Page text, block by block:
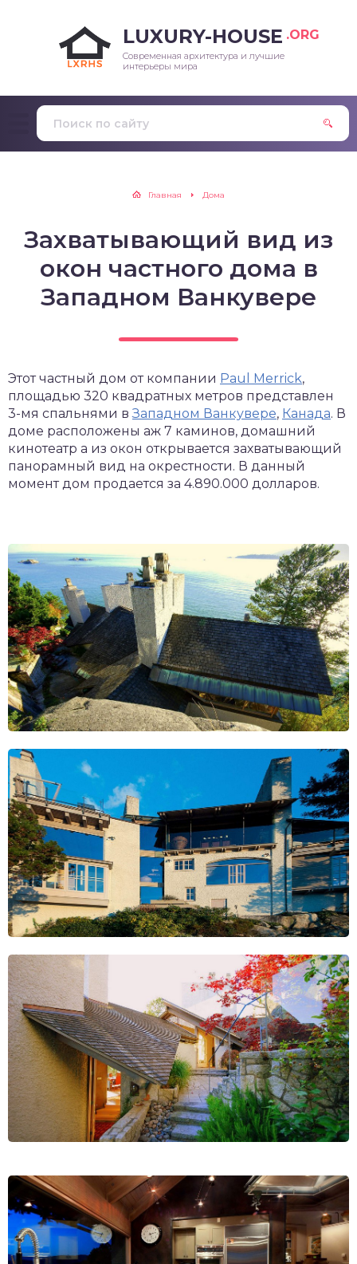
LUXURY-HOUSE .ORG
Современная архитектура и лучшие
интерьеры мира
Главная Дома
Захватывающий вид из
окон частного дома в
Западном Ванкувере
Этот частный дом от компании Paul Merrick,
площадью 320 квадратных метров представлен
3-мя спальнями вЗападном Ванкувере, Канада. В
доме расположены аж 7 каминов, домашний
кинотеатр а из окон открывается захватывающий
панорамный вид на окрестности. В данный
момент дом продается за 4.890.000 долларов.